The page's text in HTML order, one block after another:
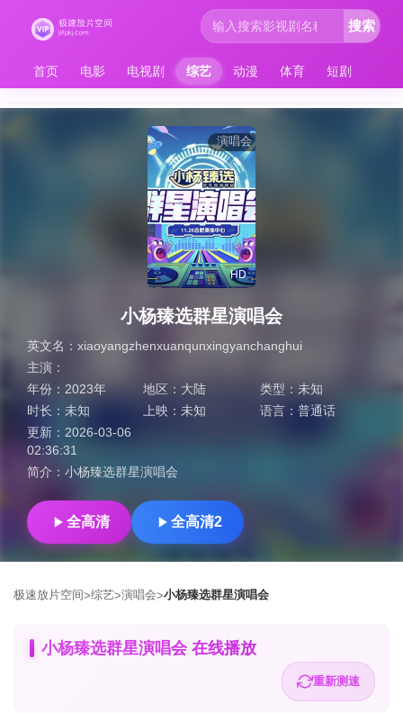
首页 电影 电视剧 综艺 动漫 体育 短剧
搜索
演唱会
HD
小杨臻选群星演唱会
英文名： xiaoyangzhenxuanqunxingyanchanghui
主演：
年份： 2023年 地区： 大陆 类型： 未知
时长： 未知 上映：未知 语言： 普通话
更新： 2026-03-06
02:36:31
简介： 小杨臻选群星演唱会
全高清 全高清2
极速放片空间>综艺>演唱会>小杨臻选群星演唱会
小杨臻选群星演唱会 在线播放
重新测速